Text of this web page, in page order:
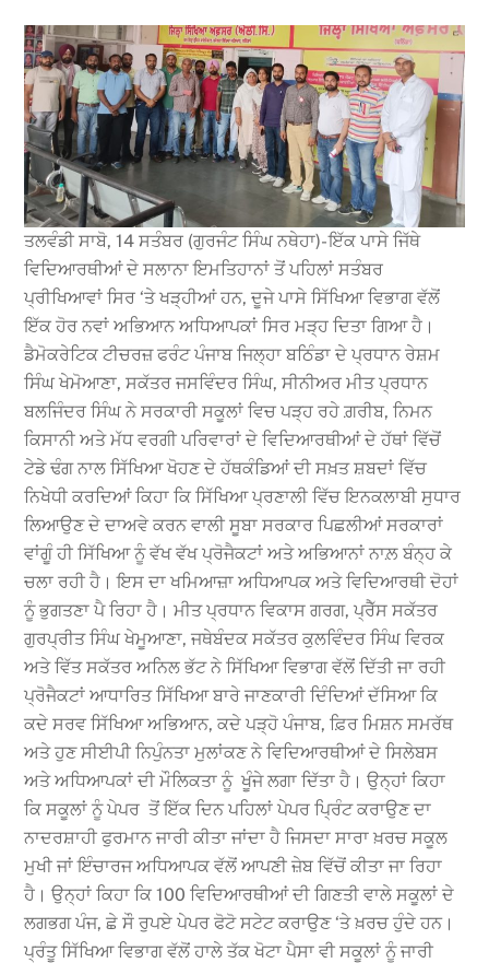
ਤਲਵੰਡੀ ਸਾਬੋ, 14 ਸਤੰਬਰ (ਗੁਰਜੰਟ ਸਿੰਘ ਨਥੇਹਾ)- ਇੱਕ ਪਾਸੇ ਜਿੱਥੇ
ਵਿਦਿਆਰਥੀਆਂ ਦੇ ਸਲਾਨਾ ਇਮਤਿਹਾਨਾਂ ਤੋਂ ਪਹਿਲਾਂ ਸਤੰਬਰ
ਪ੍ਰੀਖਿਆਵਾਂ ਸਿਰ ‘ਤੇ ਖੜ੍ਹੀਆਂ ਹਨ, ਦੂਜੇ ਪਾਸੇ ਸਿੱਖਿਆ ਵਿਭਾਗ ਵੱਲੋਂ
ਇੱਕ ਹੋਰ ਨਵਾਂ ਅਭਿਆਨ ਅਧਿਆਪਕਾਂ ਸਿਰ ਮੜ੍ਹ ਦਿਤਾ ਗਿਆ ਹੈ।
ਡੈਮੋਕਰੇਟਿਕ ਟੀਚਰਜ਼ ਫਰੰਟ ਪੰਜਾਬ ਜਿਲ੍ਹਾ ਬਠਿੰਡਾ ਦੇ ਪ੍ਰਧਾਨ ਰੇਸ਼ਮ
ਸਿੰਘ ਖੇਮੋਆਣਾ, ਸਕੱਤਰ ਜਸਵਿੰਦਰ ਸਿੰਘ, ਸੀਨੀਅਰ ਮੀਤ ਪ੍ਰਧਾਨ
ਬਲਜਿੰਦਰ ਸਿੰਘ ਨੇ ਸਰਕਾਰੀ ਸਕੂਲਾਂ ਵਿਚ ਪੜ੍ਹ ਰਹੇ ਗ਼ਰੀਬ, ਨਿਮਨ
ਕਿਸਾਨੀ ਅਤੇ ਮੱਧ ਵਰਗੀ ਪਰਿਵਾਰਾਂ ਦੇ ਵਿਦਿਆਰਥੀਆਂ ਦੇ ਹੱਥਾਂ ਵਿੱਚੋਂ
ਟੇਡੇ ਢੰਗ ਨਾਲ ਸਿੱਖਿਆ ਖੋਹਣ ਦੇ ਹੱਥਕੰਡਿਆਂ ਦੀ ਸਖ਼ਤ ਸ਼ਬਦਾਂ ਵਿੱਚ
ਨਿਖੇਧੀ ਕਰਦਿਆਂ ਕਿਹਾ ਕਿ ਸਿੱਖਿਆ ਪ੍ਰਣਾਲੀ ਵਿੱਚ ਇਨਕਲਾਬੀ ਸੁਧਾਰ
ਲਿਆਉਣ ਦੇ ਦਾਅਵੇ ਕਰਨ ਵਾਲੀ ਸੂਬਾ ਸਰਕਾਰ ਪਿਛਲੀਆਂ ਸਰਕਾਰਾਂ
ਵਾਂਗੂੰ ਹੀ ਸਿੱਖਿਆ ਨੂੰ ਵੱਖ ਵੱਖ ਪ੍ਰੋਜੈਕਟਾਂ ਅਤੇ ਅਭਿਆਨਾਂ ਨਾਲ਼ ਬੰਨ੍ਹ ਕੇ
ਚਲਾ ਰਹੀ ਹੈ। ਇਸ ਦਾ ਖਮਿਆਜ਼ਾ ਅਧਿਆਪਕ ਅਤੇ ਵਿਦਿਆਰਥੀ ਦੋਹਾਂ
ਨੂੰ ਭੁਗਤਣਾ ਪੈ ਰਿਹਾ ਹੈ। ਮੀਤ ਪ੍ਰਧਾਨ ਵਿਕਾਸ ਗਰਗ, ਪ੍ਰੈੱਸ ਸਕੱਤਰ
ਗੁਰਪ੍ਰੀਤ ਸਿੰਘ ਖੇਮੂਆਣਾ, ਜਥੇਬੰਦਕ ਸਕੱਤਰ ਕੁਲਵਿੰਦਰ ਸਿੰਘ ਵਿਰਕ
ਅਤੇ ਵਿੱਤ ਸਕੱਤਰ ਅਨਿਲ ਭੱਟ ਨੇ ਸਿੱਖਿਆ ਵਿਭਾਗ ਵੱਲੋਂ ਦਿੱਤੀ ਜਾ ਰਹੀ
ਪ੍ਰੋਜੈਕਟਾਂ ਆਧਾਰਿਤ ਸਿੱਖਿਆ ਬਾਰੇ ਜਾਣਕਾਰੀ ਦਿੰਦਿਆਂ ਦੱਸਿਆ ਕਿ
ਕਦੇ ਸਰਵ ਸਿੱਖਿਆ ਅਭਿਆਨ, ਕਦੇ ਪੜ੍ਹੋ ਪੰਜਾਬ, ਫ਼ਿਰ ਮਿਸ਼ਨ ਸਮਰੱਥ
ਅਤੇ ਹੁਣ ਸੀਈਪੀ ਨਿਪੁੰਨਤਾ ਮੁਲਾਂਕਣ ਨੇ ਵਿਦਿਆਰਥੀਆਂ ਦੇ ਸਿਲੇਬਸ
ਅਤੇ ਅਧਿਆਪਕਾਂ ਦੀ ਮੌਲਿਕਤਾ ਨੂੰ ਖੂੰਜੇ ਲਗਾ ਦਿੱਤਾ ਹੈ। ਉਨ੍ਹਾਂ ਕਿਹਾ
ਕਿ ਸਕੂਲਾਂ ਨੂੰ ਪੇਪਰ ਤੋਂ ਇੱਕ ਦਿਨ ਪਹਿਲਾਂ ਪੇਪਰ ਪ੍ਰਿੰਟ ਕਰਾਉਣ ਦਾ
ਨਾਦਰਸ਼ਾਹੀ ਫੁਰਮਾਨ ਜਾਰੀ ਕੀਤਾ ਜਾਂਦਾ ਹੈ ਜਿਸਦਾ ਸਾਰਾ ਖ਼ਰਚ ਸਕੂਲ
ਮੁਖੀ ਜਾਂ ਇੰਚਾਰਜ ਅਧਿਆਪਕ ਵੱਲੋਂ ਆਪਣੀ ਜ਼ੇਬ ਵਿੱਚੋਂ ਕੀਤਾ ਜਾ ਰਿਹਾ
ਹੈ। ਉਨ੍ਹਾਂ ਕਿਹਾ ਕਿ 100 ਵਿਦਿਆਰਥੀਆਂ ਦੀ ਗਿਣਤੀ ਵਾਲੇ ਸਕੂਲਾਂ ਦੇ
ਲਗਭਗ ਪੰਜ, ਛੇ ਸੌ ਰੁਪਏ ਪੇਪਰ ਫੋਟੋ ਸਟੇਟ ਕਰਾਉਣ ‘ਤੇ ਖ਼ਰਚ ਹੁੰਦੇ ਹਨ।
ਪ੍ਰੰਤੂ ਸਿੱਖਿਆ ਵਿਭਾਗ ਵੱਲੋਂ ਹਾਲੇ ਤੱਕ ਖੋਟਾ ਪੈਸਾ ਵੀ ਸਕੂਲਾਂ ਨੂੰ ਜਾਰੀ